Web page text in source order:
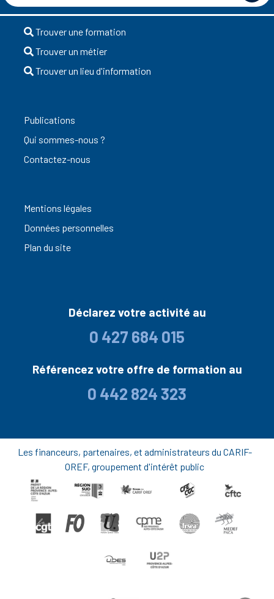
Trouver une formation
Trouver un métier
Trouver un lieu d'information
Publications
Qui sommes-nous ?
Contactez-nous
Mentions légales
Données personnelles
Plan du site
Déclarez votre activité au
0 427 684 015
Référencez votre offre de formation au
0 442 824 323
Les financeurs, partenaires, et administrateurs du CARIF-
OREF, groupement d'intérêt public